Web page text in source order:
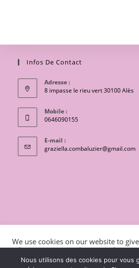
Infos De Contact
Adresse :
8 impasse le rieu vert 30100 Alès
Mobile :
0646090155
E-mail :
graziella.combaluzier@gmail.com
CONTACT
Conditions
Mentions légales et politique de
charte de protection des
We use cookies on our website to
relevant experience by remembering
and repeat visits. By clicking
Nous utilisons des cookies pour vous